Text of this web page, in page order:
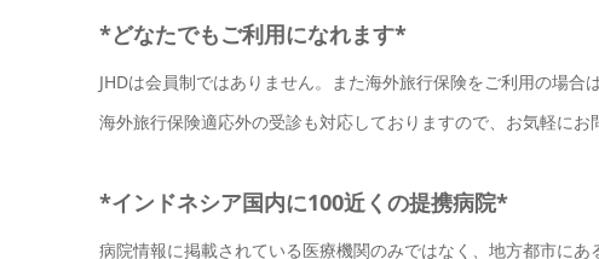
*どなたでもご利用になれます*
JHDは会員制ではありません。また海外旅行保険をご利用の場合
海外旅行保険適応外の受診も対応しておりますので、お気軽にお
*インドネシア国内に100近くの提携病院*
病院情報に掲載されている医療機関のみではなく、地方都市に